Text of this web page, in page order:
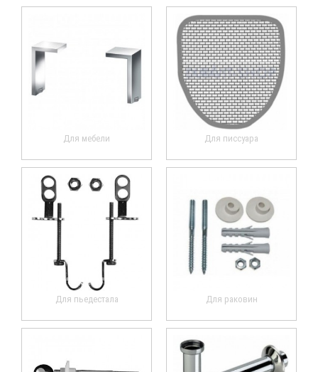
Для мебели Для писсуара
Для пьедестала Для раковин